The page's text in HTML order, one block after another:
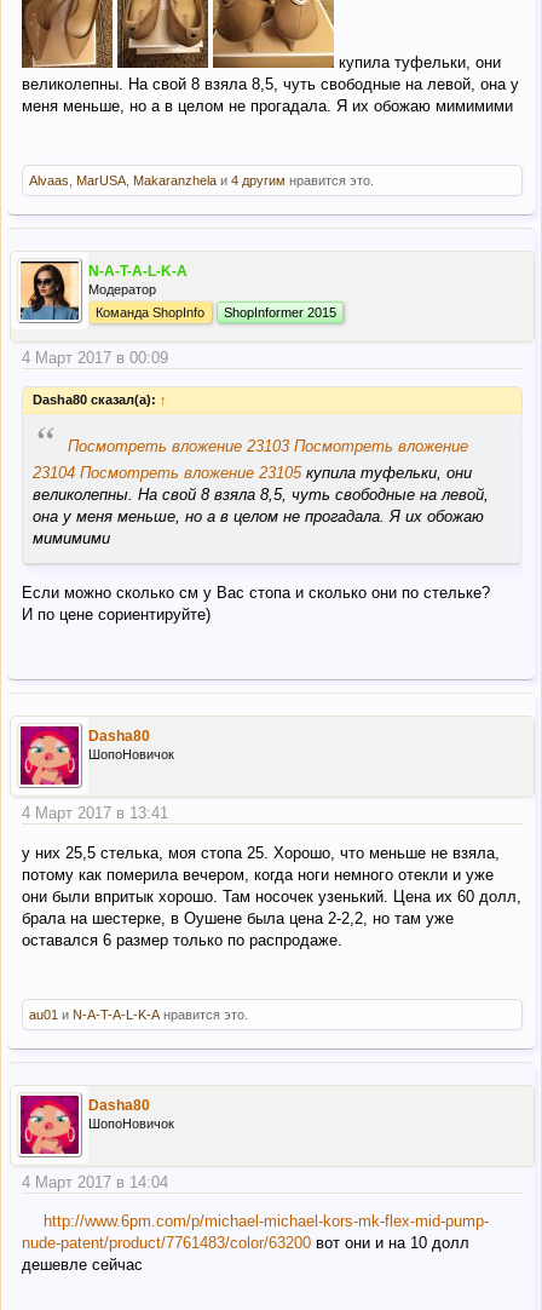
купила туфельки, они
великолепны. На свой 8 взяла 8,5, чуть свободные на левой, она у
меня меньше, но а в целом не прогадала. Я их обожаю мимимими
Alvaas MarUSA Makaranzhela и 4 другим нравится это.
N-A-T-A-L-K-A
Модератор
Команда ShopInfo
ShopInformer 2015
4 Март 2017 в 00:09
Dasha80 сказал(а): ↑
“ Посмотреть вложение 23103 Посмотреть вложение
23104 Посмотреть вложение 23105купила туфельки, они
великолепны. На свой 8 взяла 8,5, чуть свободные на левой,
она у меня меньше, но а в целом не прогадала. Я их обожаю
мимимими
Если можно сколько см у Вас стопа и сколько они по стельке?
И по ценe сориeнтируйте)
Dasha80
ШопоНовичок
4 Март 2017 в 13:41
у них 25,5 стелька, моя стопа 25. Хорошо, что меньше не взяла,
потому как померила вечером, когда ноги немного отекли и уже
они были впритык хорошо. Там носочек узенький. Цена их 60 долл,
брала на шестерке, в Оушене была цена 2-2,2, но там уже
оставался 6 размер только по распродаже.
au01 и N-A-T-A-L-K-A нравится это.
Dasha80
ШопоНовичок
4 Март 2017 в 14:04
http://www.6pm.com/p/michael-michael-kors-mk-flex-mid-pump-
nude-patent/product/7761483/color/63200 вот они и на 10 долл
дешевле сейчас